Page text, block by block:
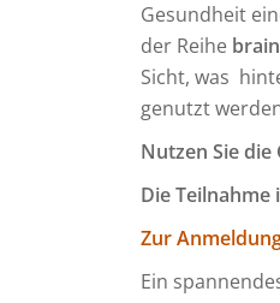
Gesundheit
der Reihe
Sicht, was
genutzt
Nutzen Sie
Die
Zur
Ein